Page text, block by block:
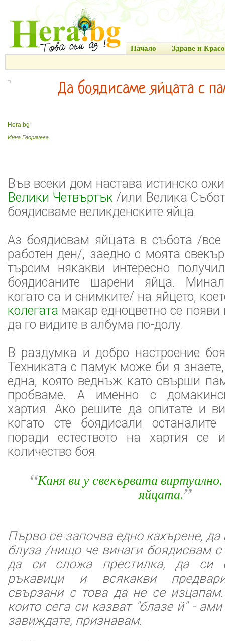
Начало Здраве и
Да боядисаме яйцата с
Hera.bg
Инна Георгиева
Във всеки дом настава истинско
Велики Четвъртък/или Велика
боядисваме великденските яйца.
Аз боядисвам яйцата в събота /все
работен ден/, заедно с моята
търсим някакви интересно
боядисаните шарени яйца.
когато са и снимките/ на яйцето,
колегата макар едноцветно се
да го видите в албума по-долу.
В раздумка и добро настроение
Техниката с памук може би я
една, която веднъж като свърши
пробваме. А именно с
хартия. Ако решите да опитате и
когато сте боядисали
поради естеството на хартия се
количество боя.
“Каня ви у свекървата
яйцата.”
Първо се започва едно кахърене, да
блуза /нищо че винаги боядисвам с
да си сложа престилка, да си
ръкавици и всякакви
свързани с това да не се
които сега си казват "блазе й" -
завиждате, признавам.